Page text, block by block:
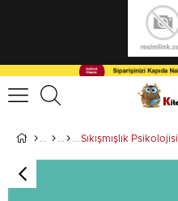
Sıkışmışlık Psikolojisi